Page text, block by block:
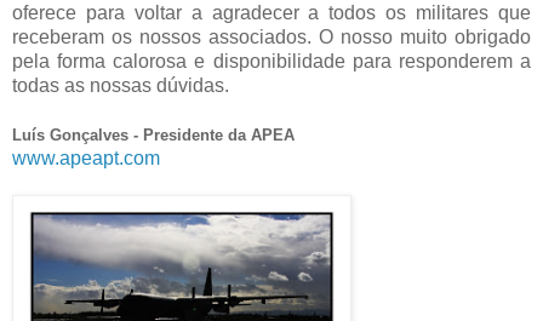
oferece para voltar a agradecer a todos os militares que
receberam os nossos associados. O nosso muito obrigado
pela forma calorosa e disponibilidade para responderem a
todas as nossas dúvidas.
Luís Gonçalves - Presidente da APEA
www.apeapt.com